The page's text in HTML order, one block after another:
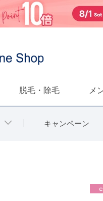
脱毛・除毛 メ
キャンペーン